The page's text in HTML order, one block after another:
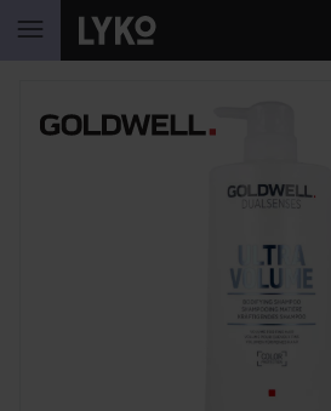
HOPPA TILL INNEHÅLLET